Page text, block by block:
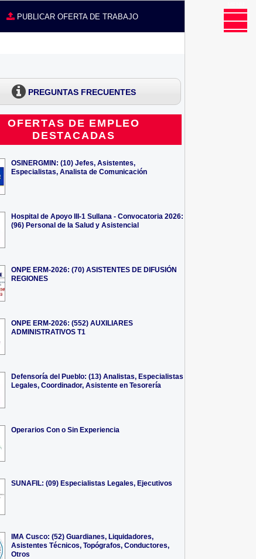
PUBLICAR OFERTA DE TRABAJO
PREGUNTAS FRECUENTES
OFERTAS DE EMPLEO
DESTACADAS
OSINERGMIN: (10) Jefes, Asistentes,
Especialistas, Analista de Comunicación
Hospital de Apoyo III-1 Sullana - Convocatoria 2026:
(96) Personal de la Salud y Asistencial
ONPE ERM-2026: (70) ASISTENTES DE DIFUSIÓN
REGIONES
ONPE ERM-2026: (552) AUXILIARES
ADMINISTRATIVOS T1
Defensoría del Pueblo: (13) Analistas, Especialistas
Legales, Coordinador, Asistente en Tesorería
Operarios Con o Sin Experiencia
SUNAFIL: (09) Especialistas Legales, Ejecutivos
IMA Cusco: (52) Guardianes, Liquidadores,
Asistentes Técnicos, Topógrafos, Conductores,
Otros